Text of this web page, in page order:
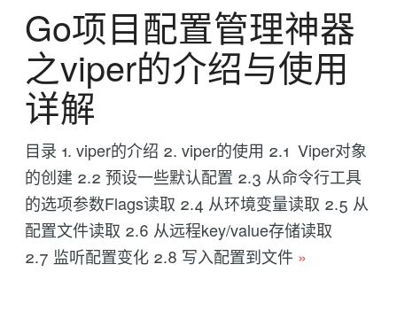
Go项目配置管理神器
之viper的介绍与使用
详解
目录 1. viper的介绍 2. viper的使用 2.1 Viper对象
的创建 2.2 预设一些默认配置 2.3 从命令行工具
的选项参数Flags读取 2.4 从环境变量读取 2.5 从
配置文件读取 2.6 从远程key/value存储读取
2.7 监听配置变化 2.8 写入配置到文件 »